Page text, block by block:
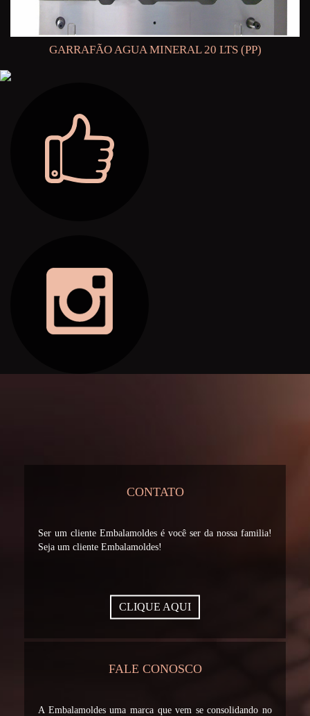
GARRAFÃO AGUA MINERAL 20 LTS (PP)
CONTATO
Ser um cliente Embalamoldes é você ser da nossa familia!
Seja um cliente Embalamoldes!
CLIQUE AQUI
FALE CONOSCO
A Embalamoldes uma marca que vem se consolidando no